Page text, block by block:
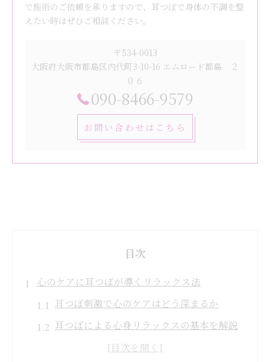
で施術のご依頼を承りますので、耳つぼで身体の不調を整
えたい時はぜひご相談ください。
〒534-0013
大阪府大阪市都島区内代町3-10-16 エムロード都島 ２
０６
090-8466-9579
お問い合わせはこちら
目次
心のケアに耳つぼが導くリラックス法
耳つぼ刺激で心のケアはどう深まるか
耳つぼによる心身リラックスの基本を解説
ストレス緩和に耳つぼが果たす役割とは